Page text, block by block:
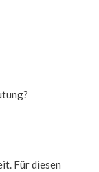
Für diesen